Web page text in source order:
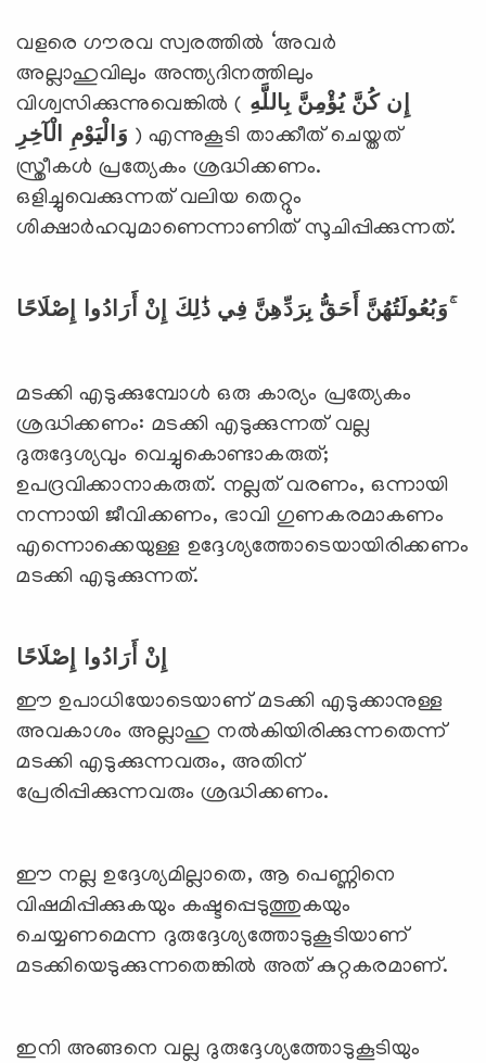
വളരെ ഗൗരവ സ്വരത്തില്‍ ‘അവര്‍
അല്ലാഹുവിലും അന്ത്യദിനത്തിലും
വിശ്വസിക്കുന്നുവെങ്കില്‍ (
إِن كُنَّ يُؤْمِنَّ بِاللَّهِ
وَالْيَوْمِ الْآخِرِ
) എന്നുകൂടി താക്കീത് ചെയ്തത്
സ്ത്രീകള്‍ പ്രത്യേകം ശ്രദ്ധിക്കണം.
ഒളിച്ചുവെക്കുന്നത് വലിയ തെറ്റും
ശിക്ഷാര്‍ഹവുമാണെന്നാണിത് സൂചിപ്പിക്കുന്നത്.
وَبُعُولَتُهُنَّ أَحَقُّ بِرَدِّهِنَّ فِي ذَٰلِكَ إِنْ أَرَادُوا إِصْلَاحًا ۚ
മടക്കി എടുക്കുമ്പോള്‍ ഒരു കാര്യം പ്രത്യേകം
ശ്രദ്ധിക്കണം: മടക്കി എടുക്കുന്നത് വല്ല
ദുരുദ്ദേശ്യവും വെച്ചുകൊണ്ടാകരുത്;
ഉപദ്രവിക്കാനാകരുത്. നല്ലത് വരണം, ഒന്നായി
നന്നായി ജീവിക്കണം, ഭാവി ഗുണകരമാകണം
എന്നൊക്കെയുള്ള ഉദ്ദേശ്യത്തോടെയായിരിക്കണം
മടക്കി എടുക്കുന്നത്.
إِنْ أَرَادُوا إِصْلَاحًا
ഈ ഉപാധിയോടെയാണ് മടക്കി എടുക്കാനുള്ള
അവകാശം അല്ലാഹു നല്‍കിയിരിക്കുന്നതെന്ന്
മടക്കി എടുക്കുന്നവരും, അതിന്
പ്രേരിപ്പിക്കുന്നവരും ശ്രദ്ധിക്കണം.
ഈ നല്ല ഉദ്ദേശ്യമില്ലാതെ, ആ പെണ്ണിനെ
വിഷമിപ്പിക്കുകയും കഷ്ടപ്പെടുത്തുകയും
ചെയ്യണമെന്ന ദുരുദ്ദേശ്യത്തോടുകൂടിയാണ്
മടക്കിയെടുക്കുന്നതെങ്കില്‍ അത് കുറ്റകരമാണ്.
ഇനി അങ്ങനെ വല്ല ദുരുദ്ദേശ്യത്തോടുകൂടിയും